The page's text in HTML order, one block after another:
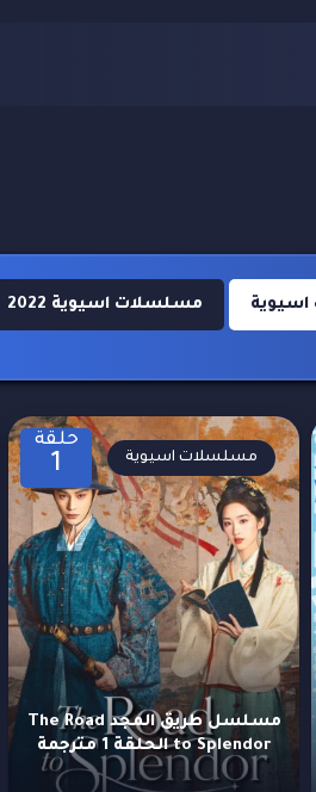
مسلسلات اسيوية 2022
حلقة
1
مسلسل طريق المجد The Road
to Splendor الحلقة 1 مترجمة
مسلسلات اسيوية